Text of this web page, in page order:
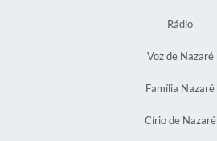
Rádio
Voz de Nazaré
Família Nazaré
Círio de Nazaré